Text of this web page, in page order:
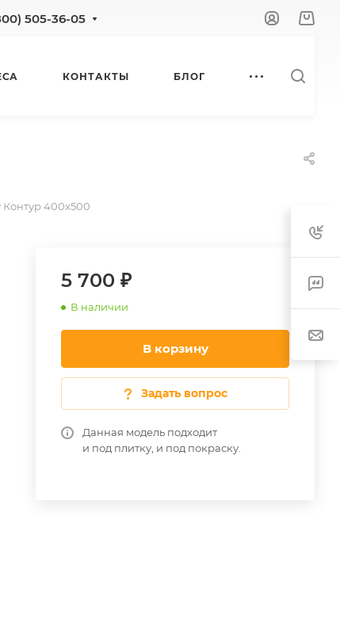
505-36-05
КОНТАКТЫ БЛОГ
400х500
5 700 ₽
В наличии
В корзину
Задать вопрос
Данная модель подходит
и под плитку, и под покраску.